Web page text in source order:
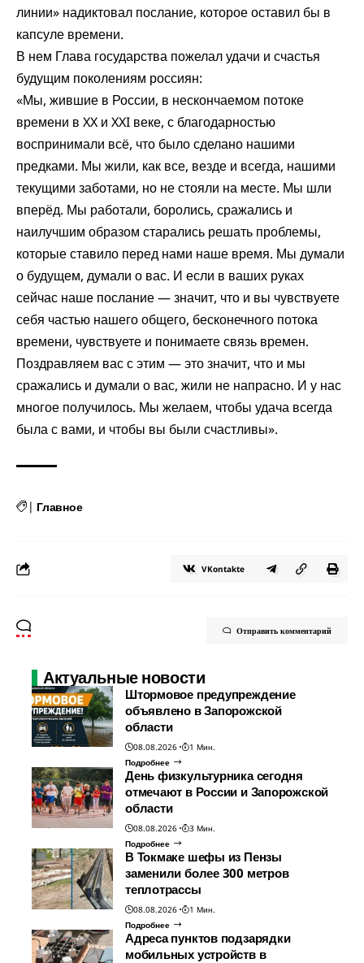
линии» надиктовал послание, которое оставил бы в
капсуле времени.
В нем Глава государства пожелал удачи и счастья
будущим поколениям россиян:
«Мы, жившие в России, в нескончаемом потоке
времени в XX и XXI веке, с благодарностью
воспринимали всё, что было сделано нашими
предками. Мы жили, как все, везде и всегда, нашими
текущими заботами, но не стояли на месте. Мы шли
вперёд. Мы работали, боролись, сражались и
наилучшим образом старались решать проблемы,
которые ставило перед нами наше время. Мы думали
о будущем, думали о вас. И если в ваших руках
сейчас наше послание — значит, что и вы чувствуете
себя частью нашего общего, бесконечного потока
времени, чувствуете и понимаете связь времен.
Поздравляем вас с этим — это значит, что и мы
сражались и думали о вас, жили не напрасно. И у нас
многое получилось. Мы желаем, чтобы удача всегда
была с вами, и чтобы вы были счастливы».
| Главное
VKontakte
Отправить комментарий
Актуальные новости
Штормовое предупреждение
объявлено в Запорожской
области
08.08.2026
1 Мин.
Подробнее
День физкультурника сегодня
отмечают в России и Запорожской
области
08.08.2026
3 Мин.
Подробнее
В Токмаке шефы из Пензы
заменили более 300 метров
теплотрассы
08.08.2026
1 Мин.
Подробнее
Адреса пунктов подзарядки
мобильных устройств в